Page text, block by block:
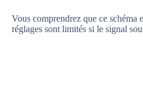
Vous comprendrez que ce schéma
réglages sont limités si le signal